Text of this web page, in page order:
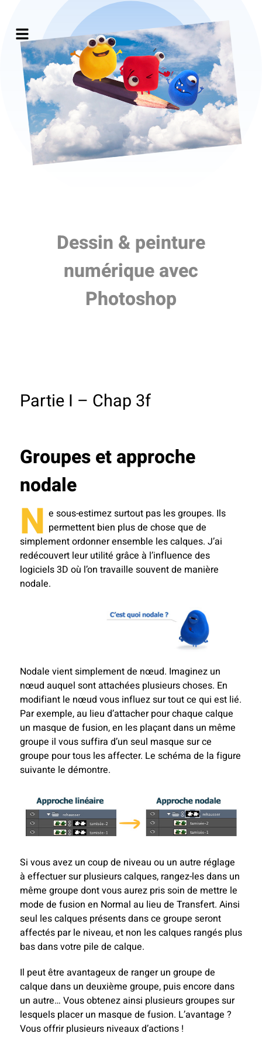
Dessin & peinture
numérique avec
Photoshop
Partie I – Chap 3f
Groupes et approche
nodale
N e sous-estimez surtout pas les groupes. Ils
permettent bien plus de chose que de
simplement ordonner ensemble les calques. J’ai
redécouvert leur utilité grâce à l’influence des
logiciels 3D où l’on travaille souvent de manière
nodale.
Nodale vient simplement de nœud. Imaginez un
nœud auquel sont attachées plusieurs choses. En
modifiant le nœud vous influez sur tout ce qui est lié.
Par exemple, au lieu d’attacher pour chaque calque
un masque de fusion, en les plaçant dans un même
groupe il vous suffira d’un seul masque sur ce
groupe pour tous les affecter. Le schéma de la figure
suivante le démontre.
Si vous avez un coup de niveau ou un autre réglage
à effectuer sur plusieurs calques, rangez-les dans un
même groupe dont vous aurez pris soin de mettre le
mode de fusion en Normal au lieu de Transfert. Ainsi
seul les calques présents dans ce groupe seront
affectés par le niveau, et non les calques rangés plus
bas dans votre pile de calque.
Il peut être avantageux de ranger un groupe de
calque dans un deuxième groupe, puis encore dans
un autre… Vous obtenez ainsi plusieurs groupes sur
lesquels placer un masque de fusion. L’avantage ?
Vous offrir plusieurs niveaux d’actions !